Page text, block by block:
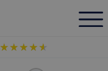
★★★★★
★★★★★